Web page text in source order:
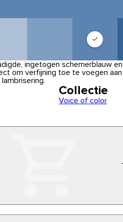
ingetogen schemerblauw
om verfijning toe te voegen
Collectie
Voice of color